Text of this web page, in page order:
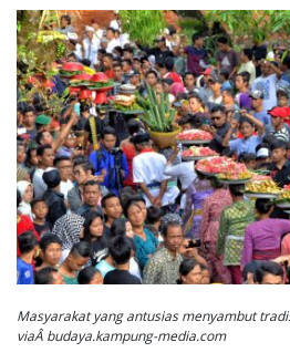
Masyarakat yang antusias menyambut
viaÂ budaya.kampung-media.com